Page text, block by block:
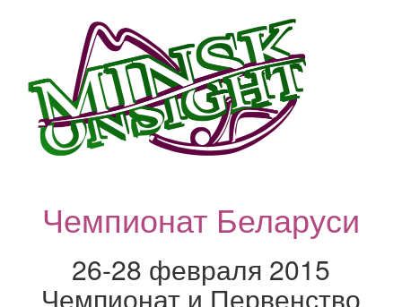
Чемпионат Беларуси
26-28 февраля 2015
Чемпионат и Первенство